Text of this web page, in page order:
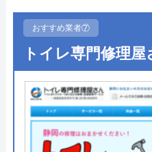
運営会社 株式会
代表者 元村祐次
所在地
〒564-
大阪府吹
対応エリア
間7:00
●定休日
●出張見積もり 出張見積
●支払い方法 現金、
●累計実績
お問い
訪問件数
おすすめ業者⑦
トイレ専門修理屋